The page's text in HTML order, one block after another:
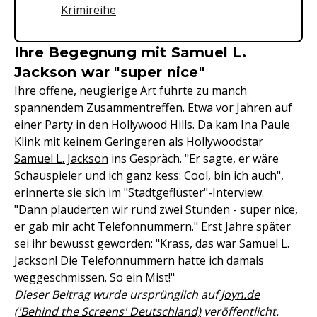
Krimireihe
Ihre Begegnung mit Samuel L.
Jackson war "super nice"
Ihre offene, neugierige Art führte zu manch
spannendem Zusammentreffen. Etwa vor Jahren auf
einer Party in den Hollywood Hills. Da kam Ina Paule
Klink mit keinem Geringeren als Hollywoodstar
Samuel L. Jackson ins Gespräch. "Er sagte, er wäre
Schauspieler und ich ganz kess: Cool, bin ich auch",
erinnerte sie sich im "Stadtgeflüster"-Interview.
"Dann plauderten wir rund zwei Stunden - super nice,
er gab mir acht Telefonnummern." Erst Jahre später
sei ihr bewusst geworden: "Krass, das war Samuel L.
Jackson! Die Telefonnummern hatte ich damals
weggeschmissen. So ein Mist!"
Dieser Beitrag wurde ursprünglich aufJoyn.de
('Behind the Screens' Deutschland)veröffentlicht.